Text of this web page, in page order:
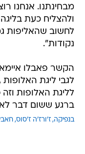
מבחינתנו. אנחנו
ולהצליח כעת
לחשוב שהאליפות
נקודות".
הקשר פאבלו
לגבי ליגת האלופות
לליגת האלופות
ברגע ששום דבר לא
בנפיקה ז'ורז'ה ז'סוס